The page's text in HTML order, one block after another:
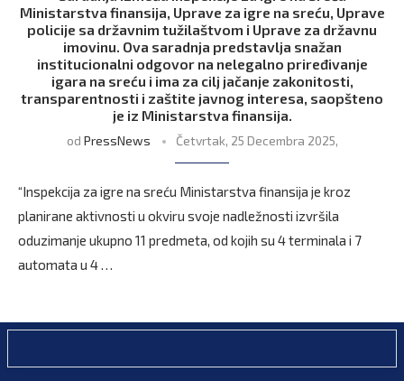
Ministarstva finansija, Uprave za igre na sreću, Uprave
policije sa državnim tužilaštvom i Uprave za državnu
imovinu. Ova saradnja predstavlja snažan
institucionalni odgovor na nelegalno priređivanje
igara na sreću i ima za cilj jačanje zakonitosti,
transparentnosti i zaštite javnog interesa, saopšteno
je iz Ministarstva finansija.
od PressNews Četvrtak, 25 Decembra 2025,
“Inspekcija za igre na sreću Ministarstva finansija je kroz
planirane aktivnosti u okviru svoje nadležnosti izvršila
oduzimanje ukupno 11 predmeta, od kojih su 4 terminala i 7
automata u 4 …